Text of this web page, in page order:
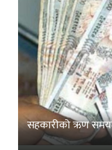
सहकारीको ऋण